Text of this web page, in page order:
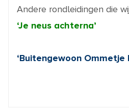
Andere rondleidingen die
‘Je neus achterna’
‘Buitengewoon Ommetje